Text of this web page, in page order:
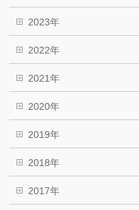
2023年
2022年
2021年
2020年
2019年
2018年
2017年